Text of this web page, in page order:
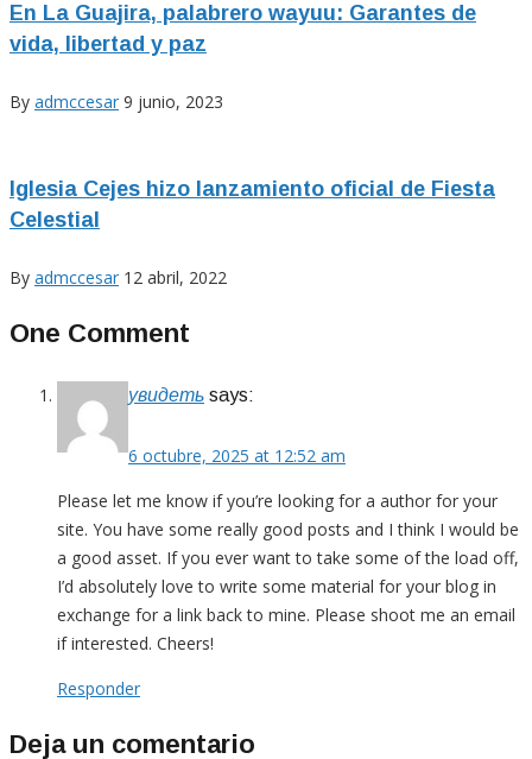
En La Guajira, palabrero wayuu: Garantes de
vida, libertad y paz
By admccesar 9 junio, 2023
Iglesia Cejes hizo lanzamiento oficial de Fiesta
Celestial
By admccesar 12 abril, 2022
One Comment
увидеть says:
6 octubre, 2025 at 12:52 am
Please let me know if you’re looking for a author for your
site. You have some really good posts and I think I would be
a good asset. If you ever want to take some of the load off,
I’d absolutely love to write some material for your blog in
exchange for a link back to mine. Please shoot me an email
if interested. Cheers!
Responder
Deja un comentario